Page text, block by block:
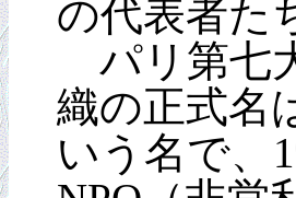
の代表者た
パリ第七
織の正式名
いう名で、